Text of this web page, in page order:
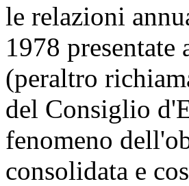
le relazioni
1978
(peraltro
del Consiglio
fenomeno
consolidata e